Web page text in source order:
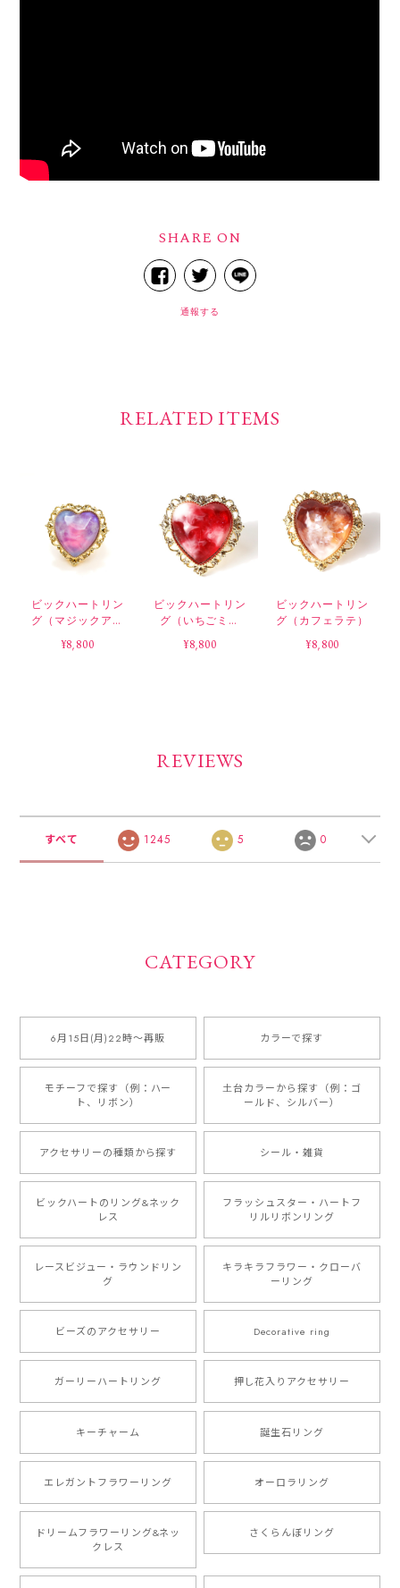
SHARE ON
通報する
RELATED ITEMS
ビックハートリン
グ（マジックアワ
ー）
¥8,800
ビックハートリン
グ（いちごミル
ク）
¥8,800
ビックハートリン
グ（カフェラテ）
¥8,800
REVIEWS
すべて 1245 5 0
CATEGORY
6月15日(月)22時〜再販 カラーで探す
モチーフで探す（例：ハー
ト、リボン）
土台カラーから探す（例：ゴ
ールド、シルバー）
アクセサリーの種類から探す シール・雑貨
ビックハートのリング&ネック
レス
フラッシュスター・ハートフ
リルリボンリング
レースビジュー・ラウンドリン
グ
キラキラフラワー・クローバ
ーリング
ビーズのアクセサリー Decorative ring
ガーリーハートリング 押し花入りアクセサリー
キーチャーム 誕生石リング
エレガントフラワーリング オーロラリング
ドリームフラワーリング&ネッ
クレス
さくらんぼリング